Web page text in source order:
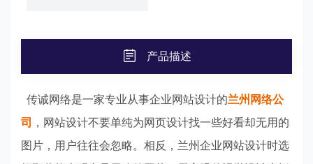
产品描述
传诚网络是一家专业从事企业网站设计的兰州网络公
司
，网站设计不要单纯为网页设计找一些好看却无用的
图片，用户往往会忽略。相反，兰州企业网站设计时选